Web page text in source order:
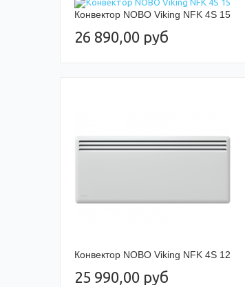
Конвектор NOBO Viking NFK 4S 15
26 890,00 руб
Конвектор NOBO Viking NFK 4S 12
25 990,00 руб